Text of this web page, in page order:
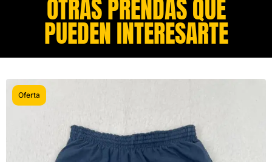
OTRAS PRENDAS QUE
PUEDEN INTERESARTE​
Oferta